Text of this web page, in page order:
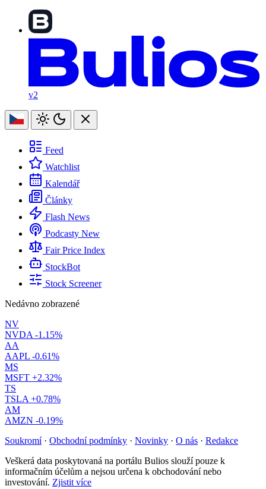
v2
Feed
Watchlist
Kalendář
Články
Flash News
Podcasty New
Fair Price Index
StockBot
Stock Screener
Nedávno zobrazené
NV
NVDA -1.15%
AA
AAPL -0.61%
MS
MSFT +2.32%
TS
TSLA +0.78%
AM
AMZN -0.19%
Soukromí · Obchodní podmínky · Novinky · O nás · Redakce
Veškerá data poskytovaná na portálu Bulios slouží pouze k
informačním účelům a nejsou určena k obchodování nebo
investování. Zjistit více